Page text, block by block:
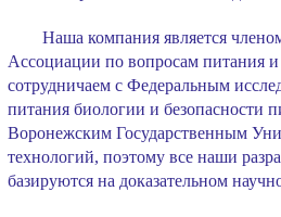
Наша компания является
Ассоциации по вопросам питания
сотрудничаем с Федеральным
питания биологии и безопасности
Воронежским Государственным
технологий, поэтому все наши
базируются на доказательном